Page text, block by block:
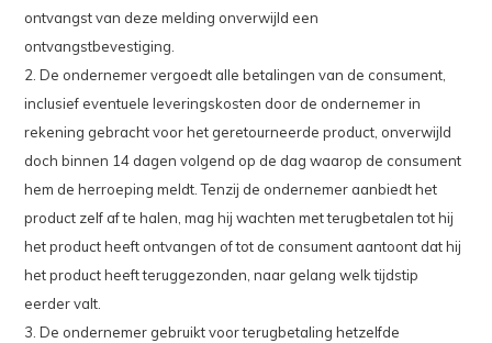
ontvangst van deze melding onverwijld een
ontvangstbevestiging.
2. De ondernemer vergoedt alle betalingen van de consument,
inclusief eventuele leveringskosten door de ondernemer in
rekening gebracht voor het geretourneerde product, onverwijld
doch binnen 14 dagen volgend op de dag waarop de consument
hem de herroeping meldt. Tenzij de ondernemer aanbiedt het
product zelf af te halen, mag hij wachten met terugbetalen tot hij
het product heeft ontvangen of tot de consument aantoont dat hij
het product heeft teruggezonden, naar gelang welk tijdstip
eerder valt.
3. De ondernemer gebruikt voor terugbetaling hetzelfde